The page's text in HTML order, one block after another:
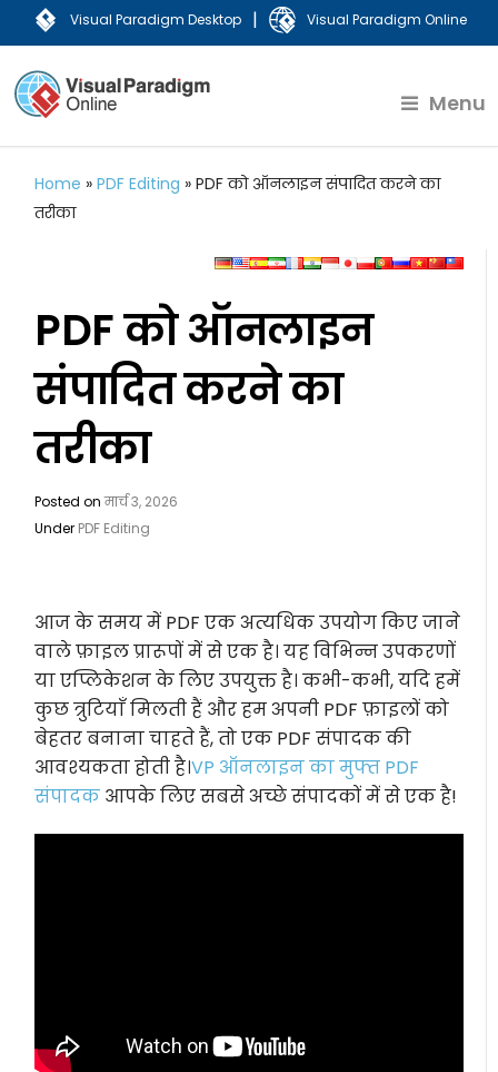
Visual Paradigm Desktop | Visual Paradigm Online
Menu
Home »PDF Editing »PDF को ऑनलाइन संपादित करने का
तरीका
PDF को ऑनलाइन
संपादित करने का
तरीका
Posted onमार्च 3, 2026
Under PDF Editing
आज के समय में PDF एक अत्यधिक उपयोग किए जाने
वाले फ़ाइल प्रारूपों में से एक है। यह विभिन्न उपकरणों
या एप्लिकेशन के लिए उपयुक्त है। कभी-कभी, यदि हमें
कुछ त्रुटियाँ मिलती हैं और हम अपनी PDF फ़ाइलों को
बेहतर बनाना चाहते हैं, तो एक PDF संपादक की
आवश्यकता होती है।VP ऑनलाइन का मुफ्त PDF
संपादक आपके लिए सबसे अच्छे संपादकों में से एक है!